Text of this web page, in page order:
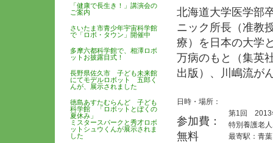
「健康で長生き！」講演会の
ご案内
さいたま市青少年宇宙科学館
で「ロボ・タウン」開催中
多摩六都科学館で、相澤ロボ
ットお披露目式！
長野県佐久市 子ども未来館
にてモデルロボット 五郎く
んが、展示されました
徳島あすたむらんど 子ども
科学館 「ロボットとぼくの
夏休み」
ミスタースパークと秀才ロボ
ットシュウくんが展示されま
した
北海道大学医学部
ニック所長（准教
療）を日本の大学
万病のもと（集英
出版）、川嶋流が
日時・場所：
第1回 2013
特別養護老
最寄駅：青
参加費：
無料